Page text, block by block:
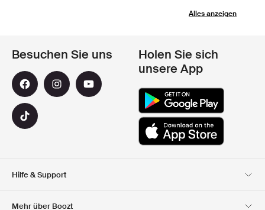
Alles anzeigen
Hilfe & Support
Mehr über Boozt
Besuchen Sie uns
Holen Sie sich
unsere App